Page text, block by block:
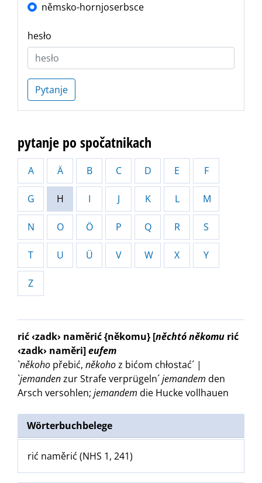
němsko-hornjoserbsce
hesło
Pytanje
pytanje po spočatnikach
A Ä B C D E F
G H I J K L M
N O Ö P Q R S
T U Ü V W X Y
Z
rić ‹zadk› naměrić {někomu} [něchtóněkomu rić
‹zadk› naměri]eufem
`někoho přebić, někohoz bićom chłostać´ |
`jemandenzur Strafe verprügeln´jemandem den
Arsch versohlen; jemandem die Hucke vollhauen
Wörterbuchbelege
rić naměrić (NHS 1, 241)